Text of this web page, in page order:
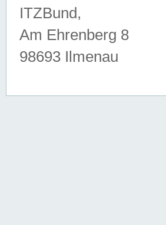
ITZBund,
Am Ehrenberg 8
98693 Ilmenau